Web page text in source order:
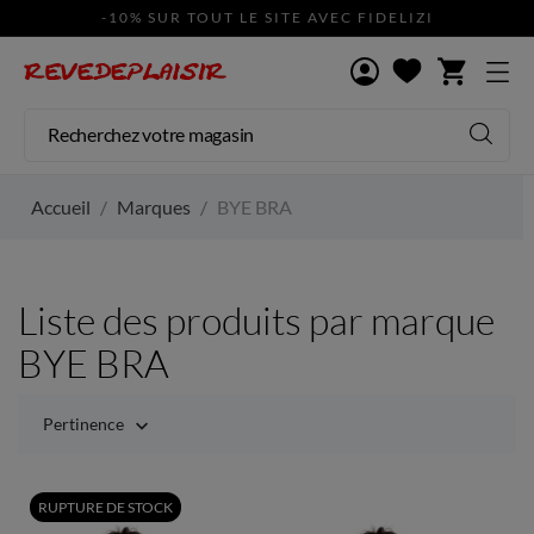
-10% SUR TOUT LE SITE AVEC FIDELIZI
shopping_cart
Accueil Marques BYE BRA
Liste des produits par marque
BYE BRA
Pertinence 
RUPTURE DE STOCK